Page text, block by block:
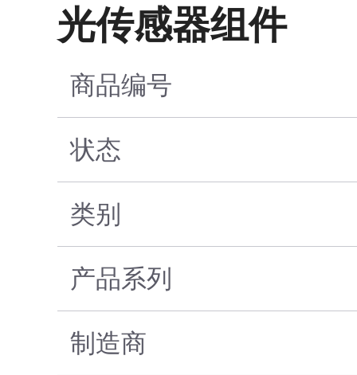
光传感器组件
商品编号
状态
类别
产品系列
制造商